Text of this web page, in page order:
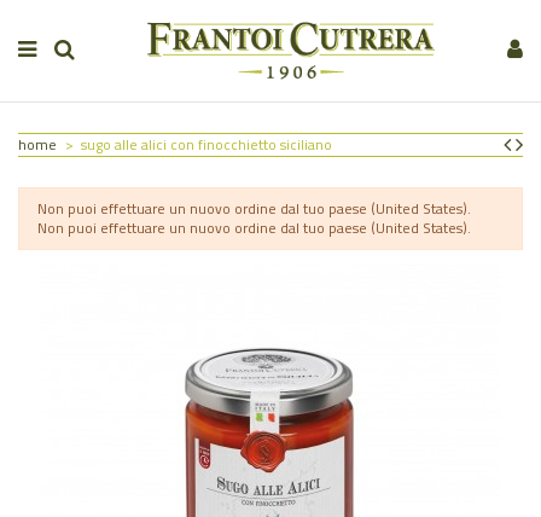
home sugo alle alici con finocchietto siciliano
Non puoi effettuare un nuovo ordine dal tuo paese (United States).
Non puoi effettuare un nuovo ordine dal tuo paese (United States).